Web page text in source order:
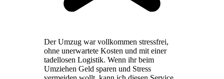
Der Umzug war vollkommen stressfrei,
ohne unerwartete Kosten und mit einer
tadellosen Logistik. Wenn ihr beim
Umziehen Geld sparen und Stress